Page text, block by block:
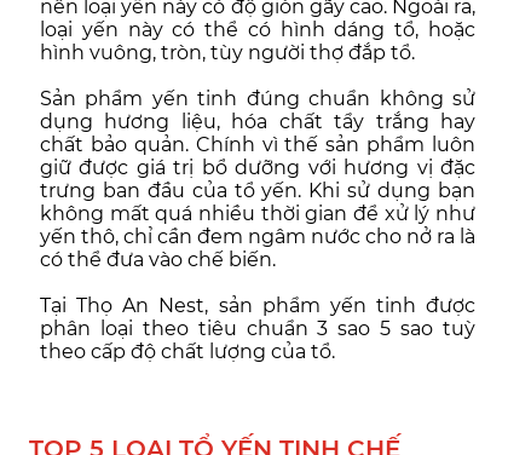
nên loại yến này có độ giòn gãy cao. Ngoài ra,
loại yến này có thể có hình dáng tổ, hoặc
hình vuông, tròn, tùy người thợ đắp tổ.
Sản phẩm yến tinh đúng chuẩn không sử
dụng hương liệu, hóa chất tẩy trắng hay
chất bảo quản. Chính vì thế sản phẩm luôn
giữ được giá trị bổ dưỡng với hương vị đặc
trưng ban đầu của tổ yến. Khi sử dụng bạn
không mất quá nhiều thời gian để xử lý như
yến thô, chỉ cần đem ngâm nước cho nở ra là
có thể đưa vào chế biến.
Tại Thọ An Nest, sản phẩm yến tinh được
phân loại theo tiêu chuẩn 3 sao 5 sao tuỳ
theo cấp độ chất lượng của tổ.